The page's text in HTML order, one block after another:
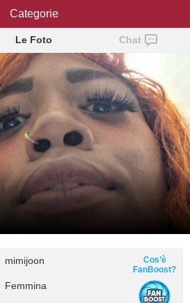
jewelsbydurrani
Le Foto Chat
mimijoon
Femmina
Cos’è
FanBoost?
Categorie